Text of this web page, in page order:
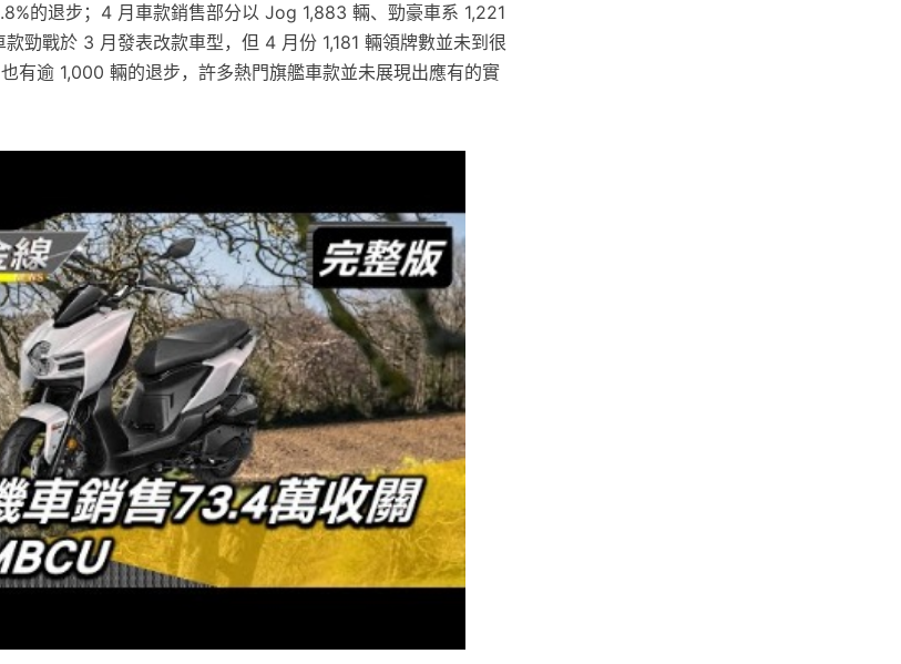
的退步；4 月車款銷售部分以 Jog 1,883 輛、勁豪車系 1,221
勁戰於 3 月發表改款車型，但 4 月份 1,181 輛領牌數並未到很
有逾 1,000 輛的退步，許多熱門旗艦車款並未展現出應有的實